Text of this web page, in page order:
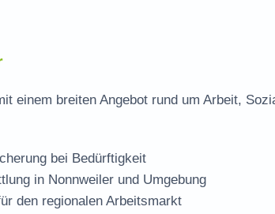
einem breiten Angebot rund um Arbeit,
bei Bedürftigkeit
in Nonnweiler und Umgebung
den regionalen Arbeitsmarkt